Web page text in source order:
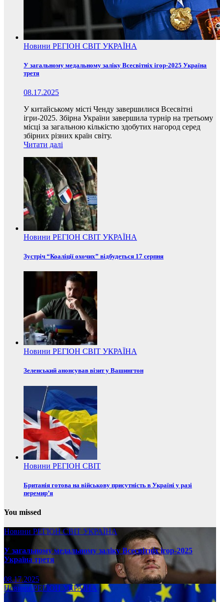
Новини РЕГІОН СВІТ УКРАЇНА
У загальному медальному заліку Всесвітніх ігор-2025 Україна
третя
08.17.2025
У китайському місті Ченду завершилися Всесвітні
ігри-2025. Збірна України завершила турнір на третьому
місці за загальною кількістю здобутих нагород серед
збірних різних країн світу.
Читати далі
Новини РЕГІОН СВІТ УКРАЇНА
Зустріч “Коаліції охочих” відбудеться 17 серпня
Новини РЕГІОН СВІТ УКРАЇНА
Зеленський анонсував візит у Вашингтон
Новини РЕГІОН СВІТ
Британія готова на військову присутність в Україні у разі
перемир’я
You missed
Новини РЕГІОНСВІТ УКРАЇНА
У загальному медальному заліку Всесвітніх ігор-2025
Україна третя
08.17.2025
НовиниРЕГІОН УКРАЇНА